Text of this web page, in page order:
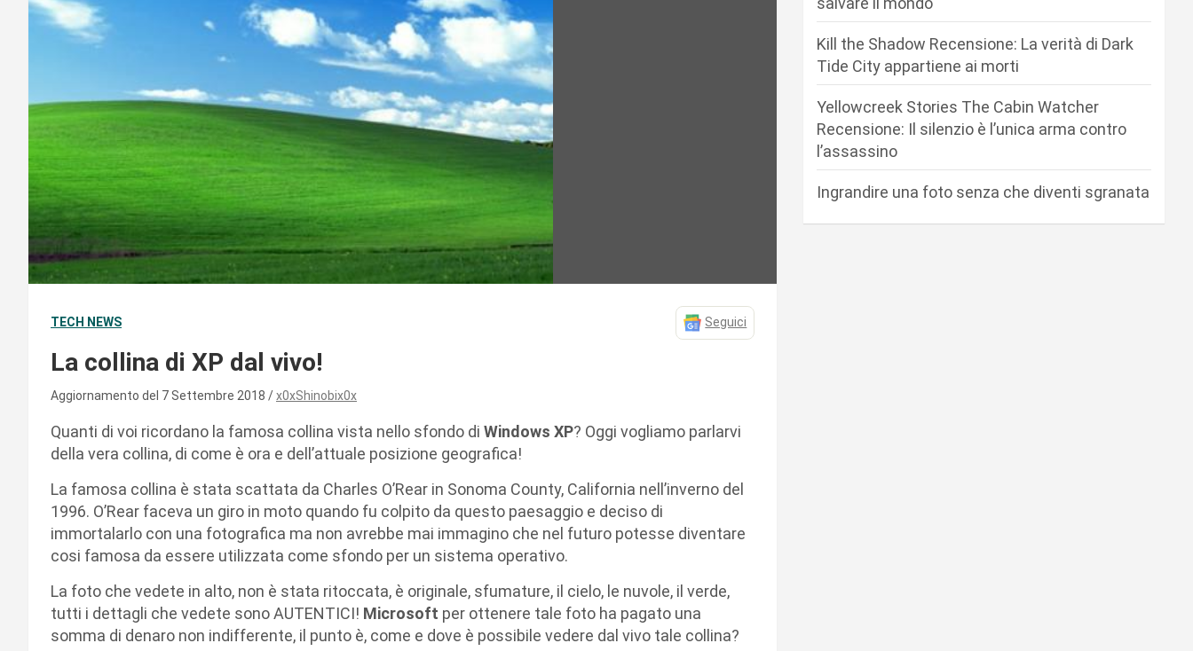
TECH NEWS Seguici
La collina di XP dal vivo!
Aggiornamento del 7 Settembre 2018 x0xShinobix0x
Quanti di voi ricordano la famosa collina vista nello sfondo di Windows XP? Oggi vogliamo parlarvi
della vera collina, di come è ora e dell’attuale posizione geografica!
La famosa collina è stata scattata da Charles O’Rear in Sonoma County, California nell’inverno del
1996. O’Rear faceva un giro in moto quando fu colpito da questo paesaggio e deciso di
immortalarlo con una fotografica ma non avrebbe mai immagino che nel futuro potesse diventare
cosi famosa da essere utilizzata come sfondo per un sistema operativo.
La foto che vedete in alto, non è stata ritoccata, è originale, sfumature, il cielo, le nuvole, il verde,
tutti i dettagli che vedete sono AUTENTICI! Microsoft per ottenere tale foto ha pagato una
somma di denaro non indifferente, il punto è, come e dove è possibile vedere dal vivo tale collina?
Kill the Shadow Recensione: La verità di Dark
Tide City appartiene ai morti
Yellowcreek Stories The Cabin Watcher
Recensione: Il silenzio è l’unica arma contro
l’assassino
Ingrandire una foto senza che diventi sgranata